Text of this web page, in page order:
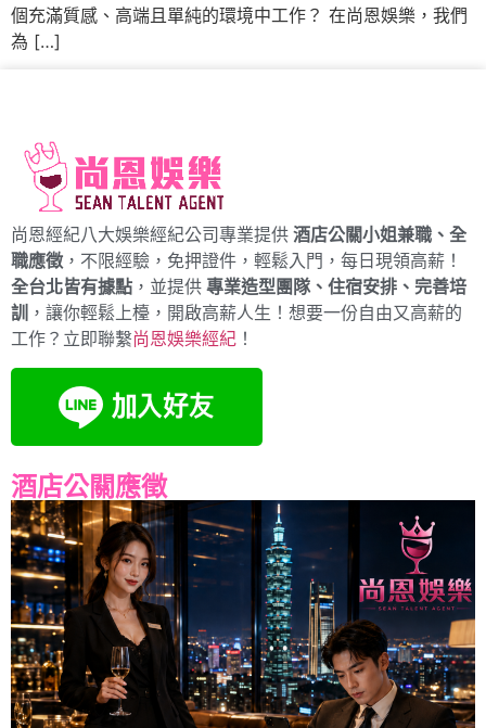
個充滿質感、高端且單純的環境中工作？ 在尚恩娛樂，我們
為 […]
尚恩經紀八大娛樂經紀公司專業提供 酒店公關小姐兼職、全
職應徵 ，不限經驗，免押證件，輕鬆入門，每日現領高薪！
全台北皆有據點 ，並提供 專業造型團隊、住宿安排、完善培
訓
，讓你輕鬆上檯，開啟高薪人生！想要一份自由又高薪的
工作？立即聯繫尚恩娛樂經紀 ！
酒店公關應徵